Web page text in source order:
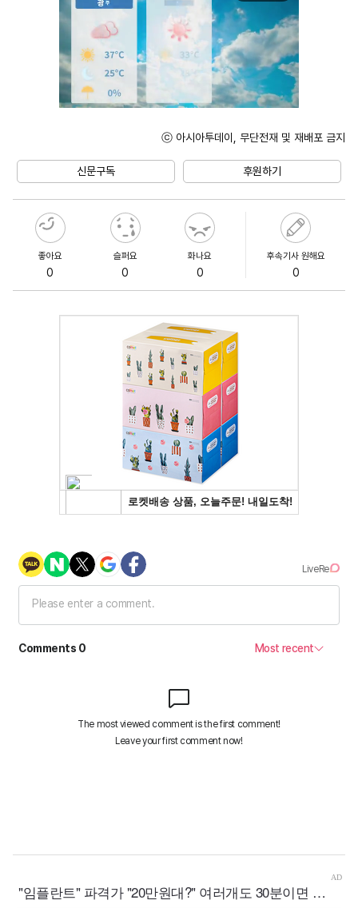
ⓒ 아시아투데이, 무단전재 및 재배포 금지
신문구독 후원하기
좋아요
0
슬퍼요
0
화나요
0
후속기사 원해요
0